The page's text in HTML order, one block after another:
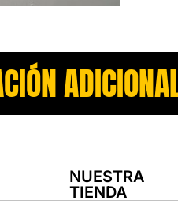
NUESTRA
TIENDA